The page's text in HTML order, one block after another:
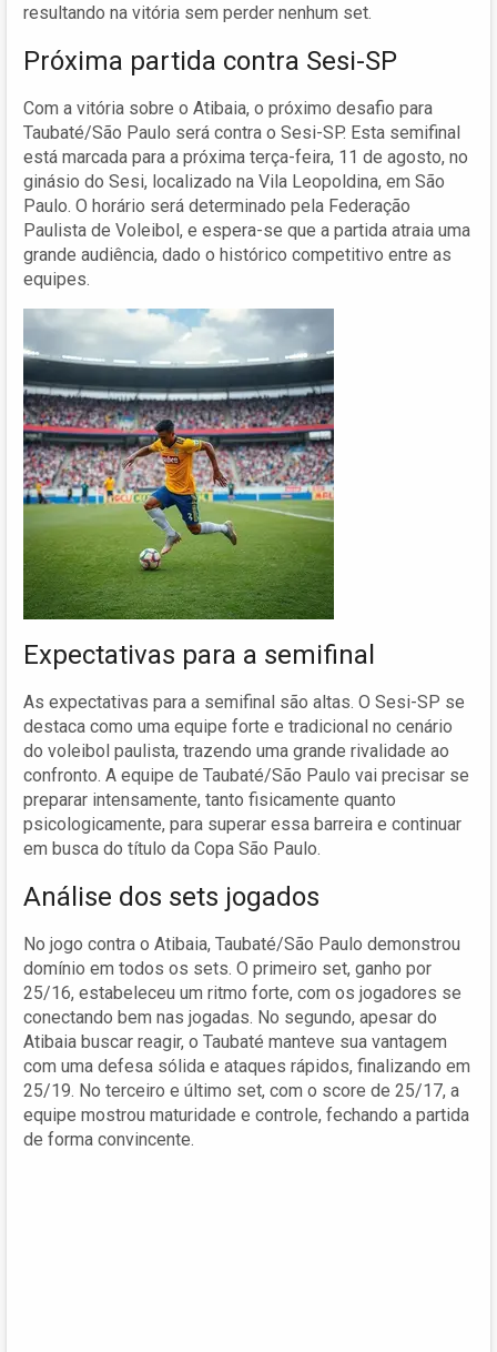
resultando na vitória sem perder nenhum set.
Próxima partida contra Sesi-SP
Com a vitória sobre o Atibaia, o próximo desafio para
Taubaté/São Paulo será contra o Sesi-SP. Esta semifinal
está marcada para a próxima terça-feira, 11 de agosto, no
ginásio do Sesi, localizado na Vila Leopoldina, em São
Paulo. O horário será determinado pela Federação
Paulista de Voleibol, e espera-se que a partida atraia uma
grande audiência, dado o histórico competitivo entre as
equipes.
Expectativas para a semifinal
As expectativas para a semifinal são altas. O Sesi-SP se
destaca como uma equipe forte e tradicional no cenário
do voleibol paulista, trazendo uma grande rivalidade ao
confronto. A equipe de Taubaté/São Paulo vai precisar se
preparar intensamente, tanto fisicamente quanto
psicologicamente, para superar essa barreira e continuar
em busca do título da Copa São Paulo.
Análise dos sets jogados
No jogo contra o Atibaia, Taubaté/São Paulo demonstrou
domínio em todos os sets. O primeiro set, ganho por
25/16, estabeleceu um ritmo forte, com os jogadores se
conectando bem nas jogadas. No segundo, apesar do
Atibaia buscar reagir, o Taubaté manteve sua vantagem
com uma defesa sólida e ataques rápidos, finalizando em
25/19. No terceiro e último set, com o score de 25/17, a
equipe mostrou maturidade e controle, fechando a partida
de forma convincente.